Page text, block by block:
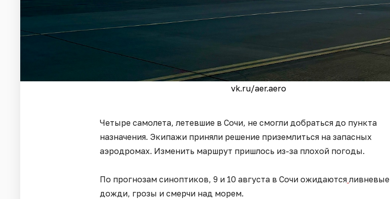
vk.ru/aer.aero
Четыре самолета, летевшие в Сочи, не смогли добраться до пункта
назначения. Экипажи приняли решение приземлиться на запасных
аэродромах. Изменить маршрут пришлось из-за плохой погоды.
По прогнозам синоптиков, 9 и 10 августа в Сочи ожидаются ливневые
дожди, грозы и смерчи над морем.